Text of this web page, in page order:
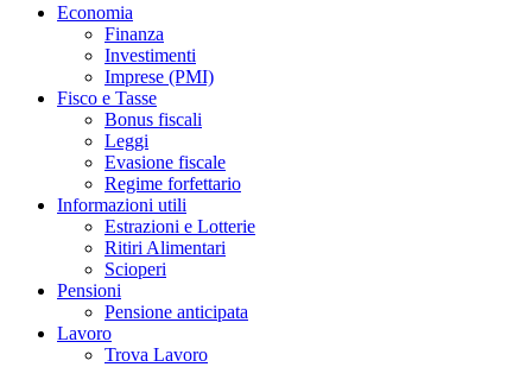
Economia
Finanza
Investimenti
Imprese (PMI)
Fisco e Tasse
Bonus fiscali
Leggi
Evasione fiscale
Regime forfettario
Informazioni utili
Estrazioni e Lotterie
Ritiri Alimentari
Scioperi
Pensioni
Pensione anticipata
Lavoro
Trova Lavoro